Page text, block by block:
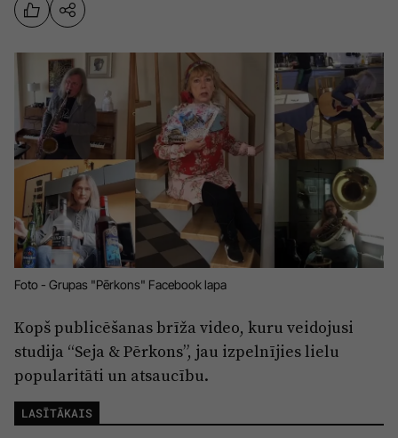
Ķekava
Mārupe
Olaine
Ropaži
Salaspils
Jūrmala
Mediju atbalsta fonds
Zivju fonds
Zaļā nākotne
Iedvesmai nav vecuma
Kodols
Kontakti
Reklāma
Par laikrakstu
Foto - Grupas "Pērkons" Facebook lapa
Kopš publicēšanas brīža video, kuru veidojusi
studija “Seja & Pērkons”, jau izpelnījies lielu
popularitāti un atsaucību.
LASĪTĀKAIS